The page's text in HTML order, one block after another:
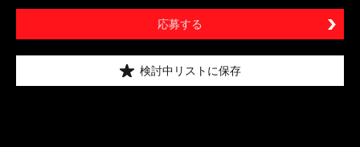
応募する
検討中リストに保存